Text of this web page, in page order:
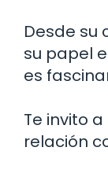
Desde su
su papel
es
Te invito
relación